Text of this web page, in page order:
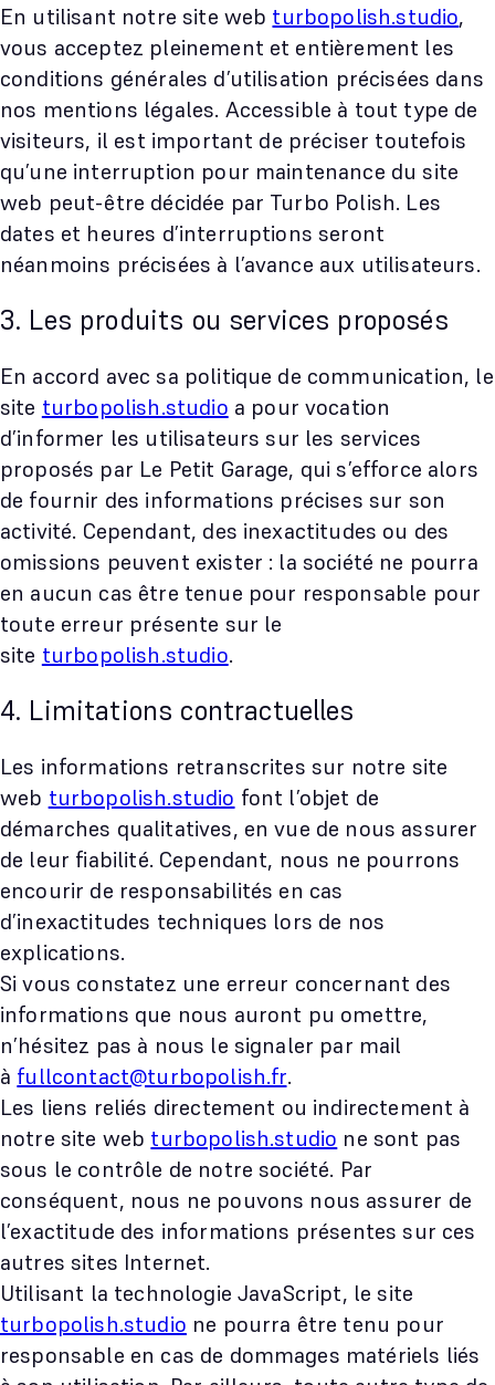
En utilisant notre site web turbopolish.studio,
vous acceptez pleinement et entièrement les
conditions générales d’utilisation précisées dans
nos mentions légales. Accessible à tout type de
visiteurs, il est important de préciser toutefois
qu’une interruption pour maintenance du site
web peut-être décidée par Turbo Polish. Les
dates et heures d’interruptions seront
néanmoins précisées à l’avance aux utilisateurs.
3. Les produits ou services proposés
En accord avec sa politique de communication, le
site turbopolish.studio a pour vocation
d’informer les utilisateurs sur les services
proposés par Le Petit Garage, qui s’efforce alors
de fournir des informations précises sur son
activité. Cependant, des inexactitudes ou des
omissions peuvent exister : la société ne pourra
en aucun cas être tenue pour responsable pour
toute erreur présente sur le
site turbopolish.studio.
4. Limitations contractuelles
Les informations retranscrites sur notre site
web turbopolish.studio font l’objet de
démarches qualitatives, en vue de nous assurer
de leur fiabilité. Cependant, nous ne pourrons
encourir de responsabilités en cas
d’inexactitudes techniques lors de nos
explications.
Si vous constatez une erreur concernant des
informations que nous auront pu omettre,
n’hésitez pas à nous le signaler par mail
à fullcontact@turbopolish.fr.
Les liens reliés directement ou indirectement à
notre site web turbopolish.studio ne sont pas
sous le contrôle de notre société. Par
conséquent, nous ne pouvons nous assurer de
l’exactitude des informations présentes sur ces
autres sites Internet.
Utilisant la technologie JavaScript, le site
turbopolish.studio ne pourra être tenu pour
responsable en cas de dommages matériels liés